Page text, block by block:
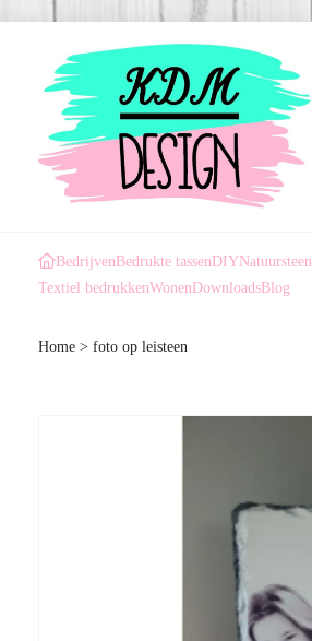
BedrijvenBedrukte tassenDIYNatuursteen
Textiel bedrukkenWonenDownloadsBlog
Home > foto op leisteen